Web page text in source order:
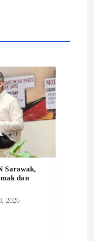
Sarawak,
dan
2026